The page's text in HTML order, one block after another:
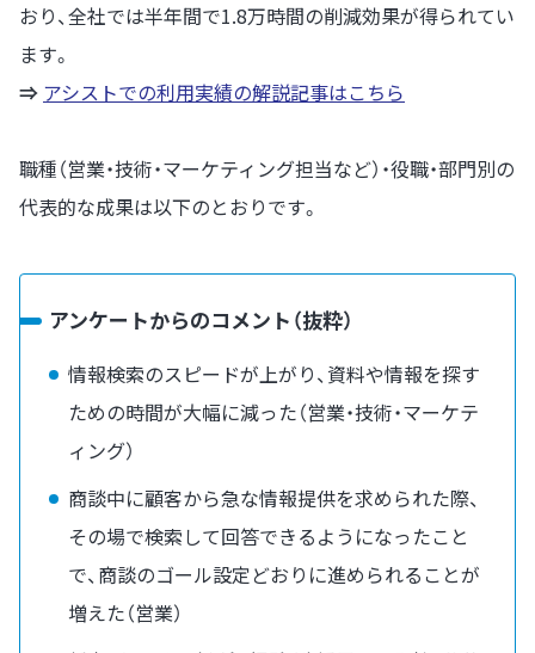
おり、全社では半年間で1.8万時間の削減効果が得られてい
ます。
⇒ アシストでの利用実績の解説記事はこちら
職種（営業・技術・マーケティング担当など）・役職・部門別の
代表的な成果は以下のとおりです。
アンケートからのコメント（抜粋）
情報検索のスピードが上がり、資料や情報を探す
ための時間が大幅に減った（営業・技術・マーケテ
ィング）
商談中に顧客から急な情報提供を求められた際、
その場で検索して回答できるようになったこと
で、商談のゴール設定どおりに進められることが
増えた（営業）